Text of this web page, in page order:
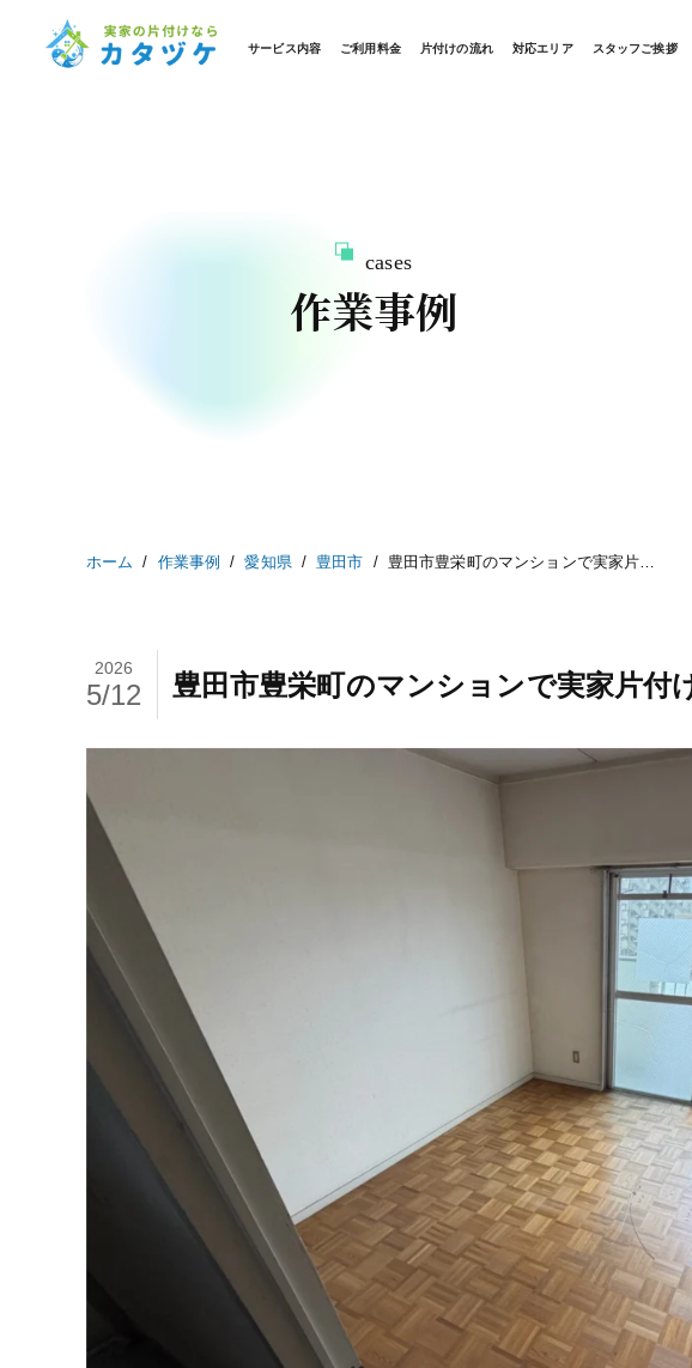
作業事例
cases
ホーム 作業事例 愛知県 豊田市 豊田市豊栄町のマンションで実家片付け｜お買取りも40,000円発生
サービス内容 ご利用料金 片付けの流れ 対応エリア スタッフご挨拶
豊田市豊栄町のマンションで実家片付
2026
5/12